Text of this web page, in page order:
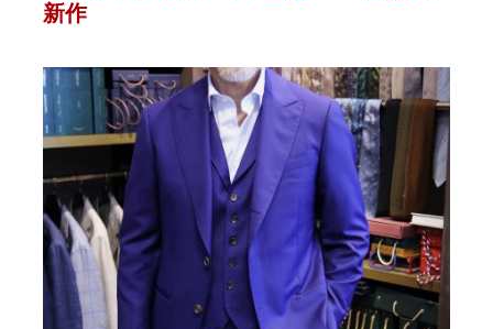
新作